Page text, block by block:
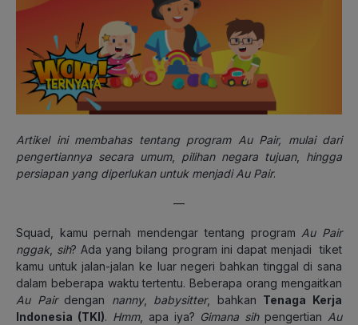
Artikel ini membahas tentang program Au Pair, mulai dari
pengertiannya secara umum, pilihan negara tujuan, hingga
persiapan yang diperlukan untuk menjadi Au Pair.
—
Squad, kamu pernah mendengar tentang program Au Pair
nggak, sih? Ada yang bilang program ini dapat menjadi tiket
kamu untuk jalan-jalan ke luar negeri bahkan tinggal di sana
dalam beberapa waktu tertentu. Beberapa orang mengaitkan
Au Pairdengan nanny, babysitter, bahkan Tenaga Kerja
Indonesia (TKI). Hmm, apa iya? Gimana sih pengertian Au